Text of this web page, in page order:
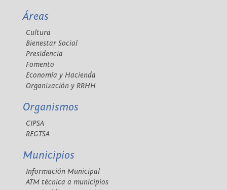
Áreas
Cultura
Bienestar Social
Presidencia
Fomento
Economía y Hacienda
Organización y RRHH
Organismos
CIPSA
REGTSA
Municipios
Información Municipal
ATM técnica a municipios